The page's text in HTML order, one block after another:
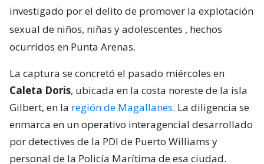
investigado por el delito de promover la explotación
sexual de niños, niñas y adolescentes , hechos
ocurridos en Punta Arenas.
La captura se concretó el pasado miércoles en
Caleta Doris, ubicada en la costa noreste de la isla
Gilbert, en la región de Magallanes. La diligencia se
enmarca en un operativo interagencial desarrollado
por detectives de la PDI de Puerto Williams y
personal de la Policía Marítima de esa ciudad.